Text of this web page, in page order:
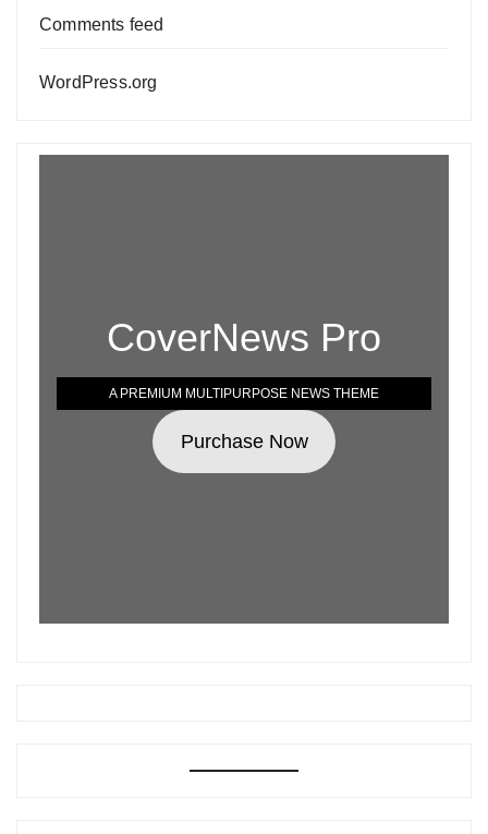
Comments feed
WordPress.org
CoverNews Pro
A PREMIUM MULTIPURPOSE NEWS THEME
Purchase Now